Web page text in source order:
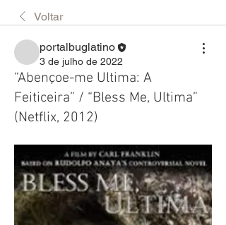
Voltar
portalbuglatino
3 de julho de 2022
“Abençoe-me Ultima: A
Feiticeira” / “Bless Me, Ultima”
(Netflix, 2012)